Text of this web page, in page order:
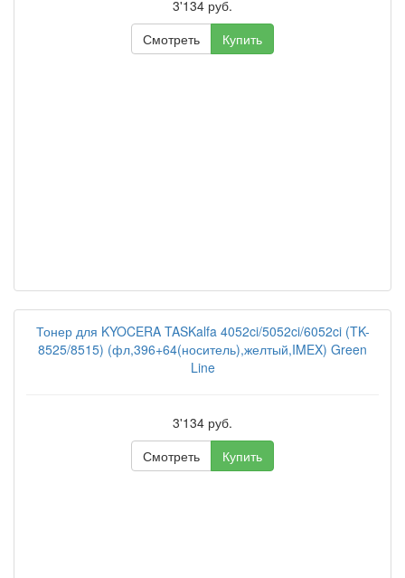
3'134 руб.
Смотреть
Купить
Тонер для KYOCERA TASKalfa 4052ci/5052ci/6052ci (TK-
8525/8515) (фл,396+64(носитель),желтый,IMEX) Green
Line
3'134 руб.
Смотреть
Купить